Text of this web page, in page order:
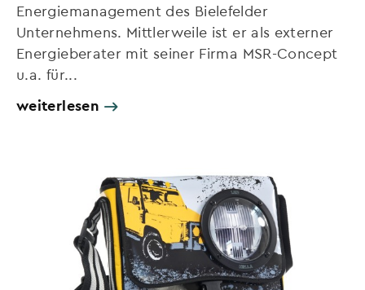
Energiemanagement des Bielefelder
Unternehmens. Mittlerweile ist er als externer
Energieberater mit seiner Firma MSR-Concept
u.a. für...
weiterlesen